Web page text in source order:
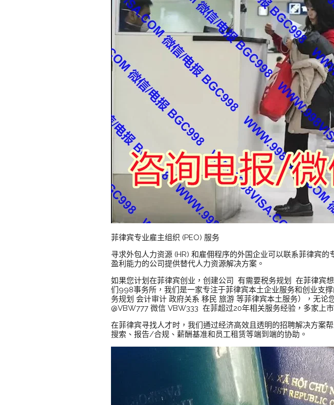
菲律宾专业雇主组织 (PEO) 服务
寻求外包人力资源 (HR) 和雇佣程序的外国企业可以联系菲律宾
盈利能力的公司提供替代人力资源解决方案。
如果您计划在菲律宾创业，创建公司 有需要税务规划 在菲律宾
们998事务所，我们是一家专注于菲律宾本土企业服务和创业支
务规划 会计审计 政府关系 移民 旅游 等菲律宾本土服务），无
@VBW777 微信 VBW333 在菲超过20年相关服务经验，多家上
在菲律宾寻找人才时，我们通过经济高效且透明的招聘解决方案
搜索、报告/合规、薪酬基准和员工租赁等端到端的协助。